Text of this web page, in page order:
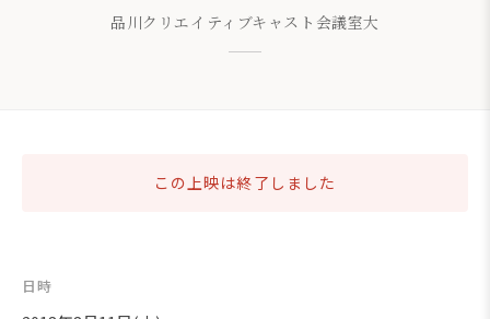
品川クリエイティブキャスト会議室大
この上映は終了しました
日時